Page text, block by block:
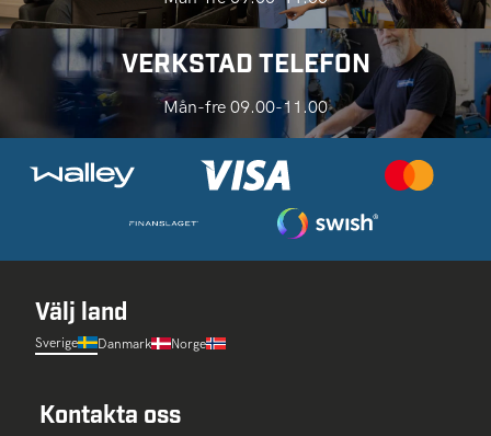
VERKSTAD TELEFON
Mån-fre 09.00-11.00
Välj land
Sverige Danmark Norge
Kontakta oss